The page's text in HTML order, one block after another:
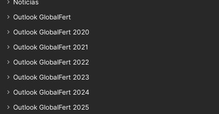
Notícias
Outlook GlobalFert
Outlook GlobalFert 2020
Outlook GlobalFert 2021
Outlook GlobalFert 2022
Outlook GlobalFert 2023
Outlook GlobalFert 2024
Outlook GlobalFert 2025